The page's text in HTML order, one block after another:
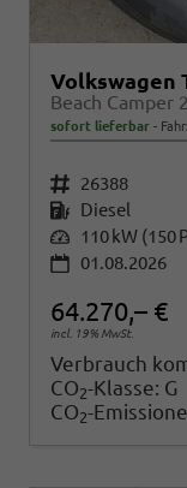
Volkswagen
Beach Camper
sofort lieferbar
Fahrzeugnr. 26388
Kraftstoff Diesel
Leistung 110 kW (150
01.08.2026
64.270,– €
incl. 19% MwSt.
Verbrauch
CO2-Klasse: G
CO2-